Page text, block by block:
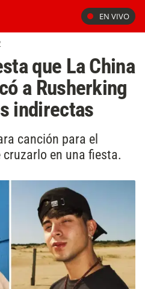
EN VIVO
que La China
a Rusherking
indirectas
canción para el
en una fiesta.